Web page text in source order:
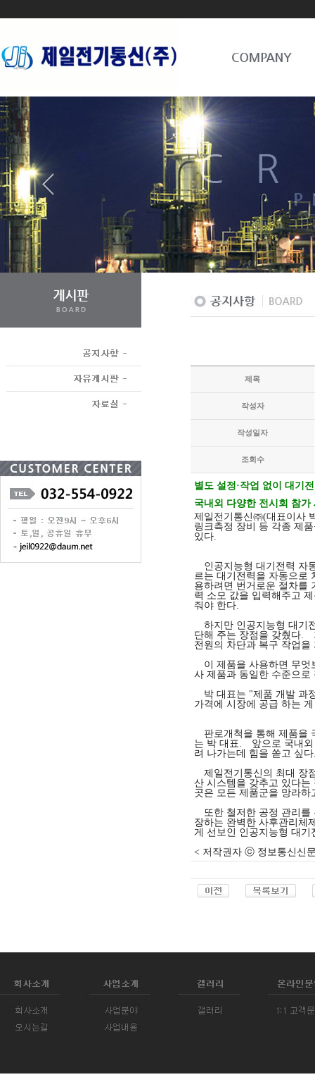
제목
작성자
작성일자
조회수
별도 설정·작업 없이 대기
국내외 다양한 전시회 참가
제일전기통신㈜(대표이사
링크측정 장비 등 각종 제
있다.
인공지능형 대기전력 자
르는 대기전력을 자동으로
용하려면 번거로운 절차를
력 소모 값을 입력해주고
줘야 한다.
하지만 인공지능형 대기
단해 주는 장점을 갖췄다.
전원의 차단과 복구 작업
이 제품을 사용하면 무엇
사 제품과 동일한 수준으
박 대표는 "제품 개발 과
가격에 시장에 공급 하는
판로개척을 통해 제품을
는 박 대표. 앞으로 국내외
려 나가는데 힘을 쏟고 싶
제일전기통신의 최대 장
산 시스템을 갖추고 있다
곳은 모든 제품군을 망라
또한 철저한 공정 관리를
장하는 완벽한 사후관리체
게 선보인 인공지능형 대
< 저작권자 ⓒ 정보통신신